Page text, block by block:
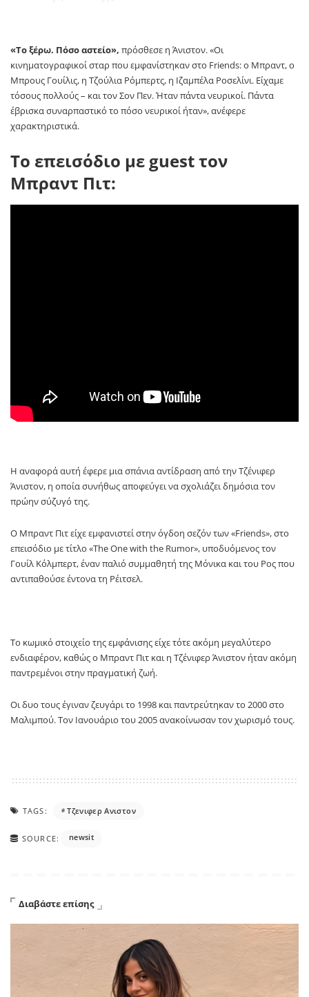
«Το ξέρω. Πόσο αστείο», πρόσθεσε η Άνιστον. «Οι
κινηματογραφικοί σταρ που εμφανίστηκαν στο Friends: ο Μπραντ, ο
Μπρους Γουίλις, η Τζούλια Ρόμπερτς, η Ιζαμπέλα Ροσελίνι. Είχαμε
τόσους πολλούς – και τον Σον Πεν. Ήταν πάντα νευρικοί. Πάντα
έβρισκα συναρπαστικό το πόσο νευρικοί ήταν», ανέφερε
χαρακτηριστικά.
Το επεισόδιο με guest τον
Μπραντ Πιτ:
Η αναφορά αυτή έφερε μια σπάνια αντίδραση από την Τζένιφερ
Άνιστον, η οποία συνήθως αποφεύγει να σχολιάζει δημόσια τον
πρώην σύζυγό της.
Ο Μπραντ Πιτ είχε εμφανιστεί στην όγδοη σεζόν των «Friends», στο
επεισόδιο με τίτλο «The One with the Rumor», υποδυόμενος τον
Γουίλ Κόλμπερτ, έναν παλιό συμμαθητή της Μόνικα και του Ρος που
αντιπαθούσε έντονα τη Ρέιτσελ.
Το κωμικό στοιχείο της εμφάνισης είχε τότε ακόμη μεγαλύτερο
ενδιαφέρον, καθώς ο Μπραντ Πιτ και η Τζένιφερ Άνιστον ήταν ακόμη
παντρεμένοι στην πραγματική ζωή.
Οι δυο τους έγιναν ζευγάρι το 1998 και παντρεύτηκαν το 2000 στο
Μαλιμπού. Τον Ιανουάριο του 2005 ανακοίνωσαν τον χωρισμό τους.
TAGS: Τζενιφερ Ανιστον
SOURCE: newsit
Διαβάστε επίσης